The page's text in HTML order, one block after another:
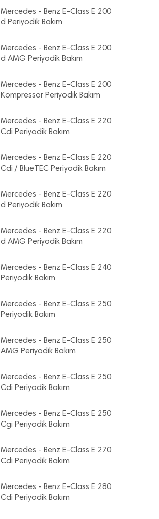
Mercedes - Benz E-Class E 200
d Periyodik Bakım
Mercedes - Benz E-Class E 200
d AMG Periyodik Bakım
Mercedes - Benz E-Class E 200
Kompressor Periyodik Bakım
Mercedes - Benz E-Class E 220
Cdi Periyodik Bakım
Mercedes - Benz E-Class E 220
Cdi / BlueTEC Periyodik Bakım
Mercedes - Benz E-Class E 220
d Periyodik Bakım
Mercedes - Benz E-Class E 220
d AMG Periyodik Bakım
Mercedes - Benz E-Class E 240
Periyodik Bakım
Mercedes - Benz E-Class E 250
Periyodik Bakım
Mercedes - Benz E-Class E 250
AMG Periyodik Bakım
Mercedes - Benz E-Class E 250
Cdi Periyodik Bakım
Mercedes - Benz E-Class E 250
Cgi Periyodik Bakım
Mercedes - Benz E-Class E 270
Cdi Periyodik Bakım
Mercedes - Benz E-Class E 280
Cdi Periyodik Bakım